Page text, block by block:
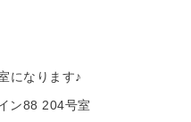
になります♪
ン88 204号室